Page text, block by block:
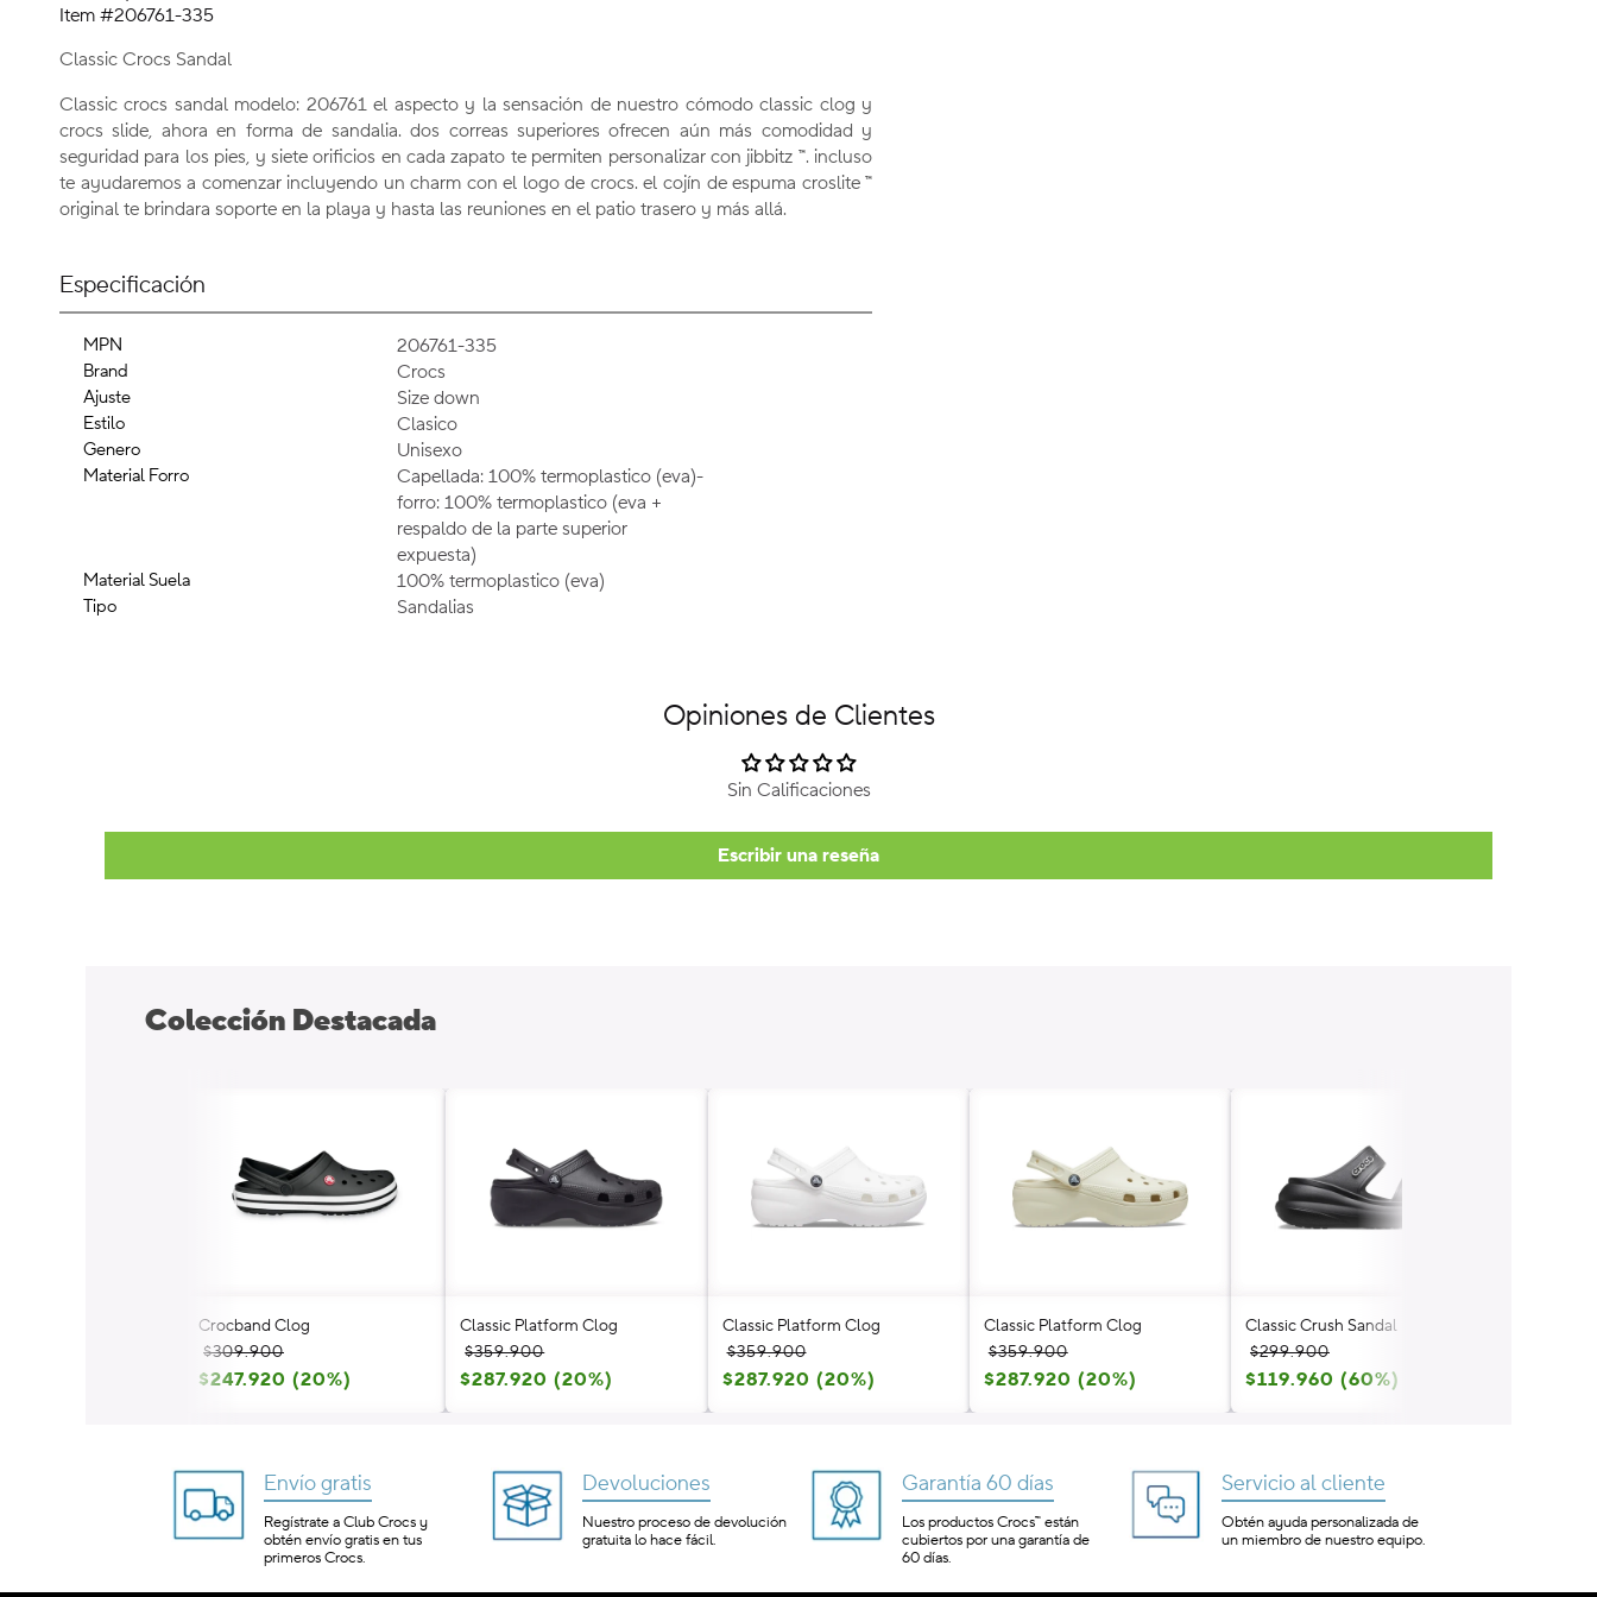
Item #206761-335
Classic Crocs Sandal
Classic crocs sandal modelo: 206761 el aspecto y la sensación de nuestro cómodo classic clog y
crocs slide, ahora en forma de sandalia. dos correas superiores ofrecen aún más comodidad y
seguridad para los pies, y siete orificios en cada zapato te permiten personalizar con jibbitz ™. incluso
te ayudaremos a comenzar incluyendo un charm con el logo de crocs. el cojín de espuma croslite ™
original te brindara soporte en la playa y hasta las reuniones en el patio trasero y más allá.
Especificación
MPN 206761-335
Brand Crocs
Ajuste Size down
Estilo Clasico
Genero Unisexo
Material Forro
Capellada: 100% termoplastico (eva)-
forro: 100% termoplastico (eva +
respaldo de la parte superior
expuesta)
Material Suela 100% termoplastico (eva)
Tipo Sandalias
Opiniones de Clientes
Sin Calificaciones
Escribir una reseña
Colección Destacada
Crocband Clog
Precio
habitual
$309.900
Precio
de
$247.920 (20%)
Classic Platform Clog
Precio
habitual
$359.900
Precio
de
$287.920 (20%)
Classic Platform Clog
Precio
habitual
$359.900
Precio
de
$287.920 (20%)
Classic Platform Clog
Precio
habitual
$359.900
Precio
de
$287.920 (20%)
Classic Crush Sandal
Precio
habitual
$299.900
Precio
de
$119.960 (60%)
Envío gratis
Regístrate a Club Crocs y
obtén envío gratis en tus
primeros Crocs.
Devoluciones
Nuestro proceso de devolución
gratuita lo hace fácil.
Garantía 60 días
Los productos Crocs™ están
cubiertos por una garantía de
60 días.
Servicio al cliente
Obtén ayuda personalizada de
un miembro de nuestro equipo.